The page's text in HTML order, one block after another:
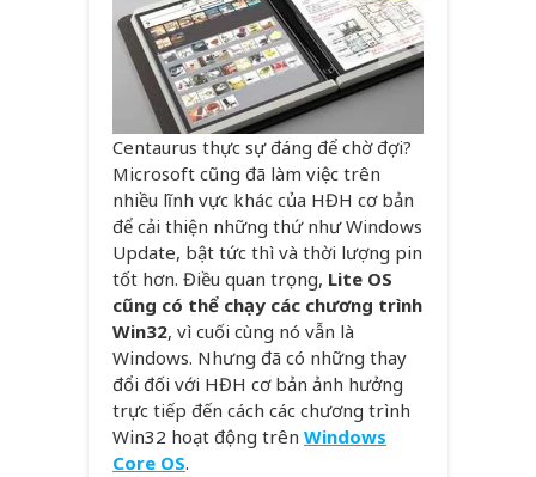
Centaurus thực sự đáng để chờ đợi?
Microsoft cũng đã làm việc trên
nhiều lĩnh vực khác của HĐH cơ bản
để cải thiện những thứ như Windows
Update, bật tức thì và thời lượng pin
tốt hơn. Điều quan trọng, Lite OS
cũng có thể chạy các chương trình
Win32, vì cuối cùng nó vẫn là
Windows. Nhưng đã có những thay
đổi đối với HĐH cơ bản ảnh hưởng
trực tiếp đến cách các chương trình
Win32 hoạt động trên Windows
Core OS.